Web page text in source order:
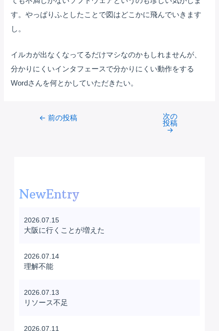
す。やっぱりふとしたことで図はどこかに飛んでいきます
し。
イルカが出なくなってるだけマシなのかもしれませんが、
分かりにくいインタフェースで分かりにくい動作をする
Wordさんを何とかしていただきたい。
Post← 前の投稿 次の
投稿
→
NewEntry
2026.07.15
大阪に行くことが増えた
2026.07.14
理解不能
2026.07.13
リソース不足
2026.07.11